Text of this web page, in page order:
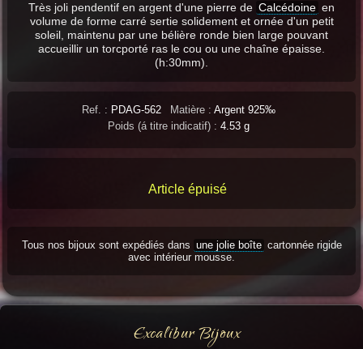
Très joli pendentif en argent d'une pierre de Calcédoine en
volume de forme carré sertie solidement et ornée d'un petit
soleil, maintenu par une bélière ronde bien large pouvant
accueillir un torcporté ras le cou ou une chaîne épaisse.
(h:30mm).
Ref. : PDAG-562 Matière : Argent 925‰
Poids (á titre indicatif) : 4.53 g
Article épuisé
Tous nos bijoux sont expédiés dans une jolie boîte cartonnée rigide
avec intérieur mousse.
Excalibur Bijoux